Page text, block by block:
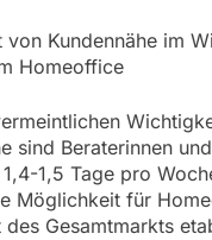
Kundennähe im
Homeoffice
sind Beraterinnen
1,5 Tage pro
Möglichkeit für
des Gesamtmarkts